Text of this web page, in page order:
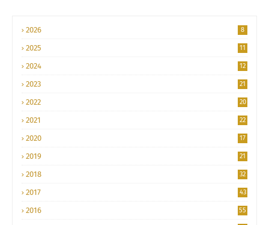
2026 8
2025 11
2024 12
2023 21
2022 20
2021 22
2020 17
2019 21
2018 32
2017 43
2016 55